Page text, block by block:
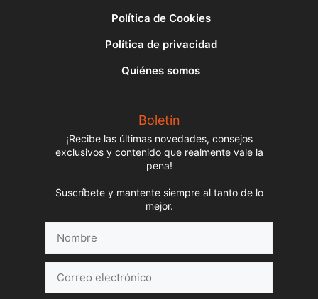
Política de Cookies
Política de privacidad
Quiénes somos
Boletín
¡Recibe las últimas novedades, consejos
exclusivos y contenido que realmente vale la
pena!
Suscríbete y mantente siempre al tanto de lo
mejor.
electrónico